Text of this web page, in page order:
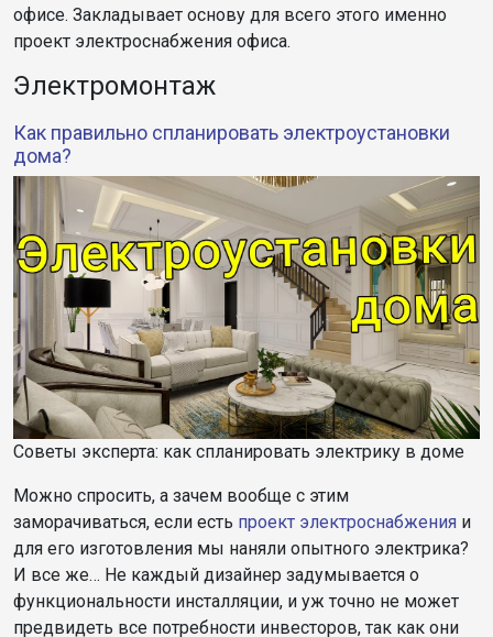
офисе. Закладывает основу для всего этого именно
проект электроснабжения офиса.
Электромонтаж
Как правильно спланировать электроустановки
дома?
Советы эксперта: как спланировать электрику в доме
Можно спросить, а зачем вообще с этим
заморачиваться, если есть проект электроснабжения и
для его изготовления мы наняли опытного электрика?
И все же… Не каждый дизайнер задумывается о
функциональности инсталляции, и уж точно не может
предвидеть все потребности инвесторов, так как они